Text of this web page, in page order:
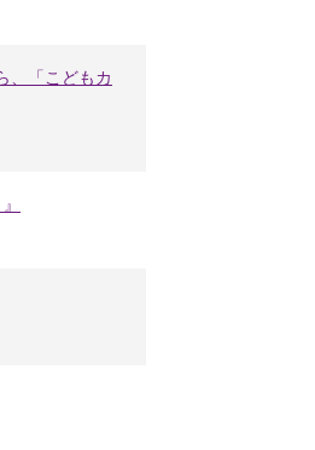
、「こどもカ